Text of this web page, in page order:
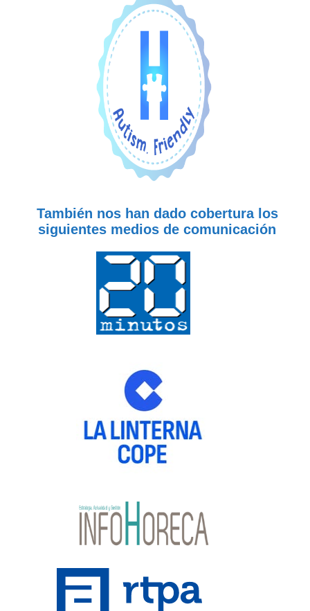
También nos han dado cobertura los
siguientes medios de comunicación